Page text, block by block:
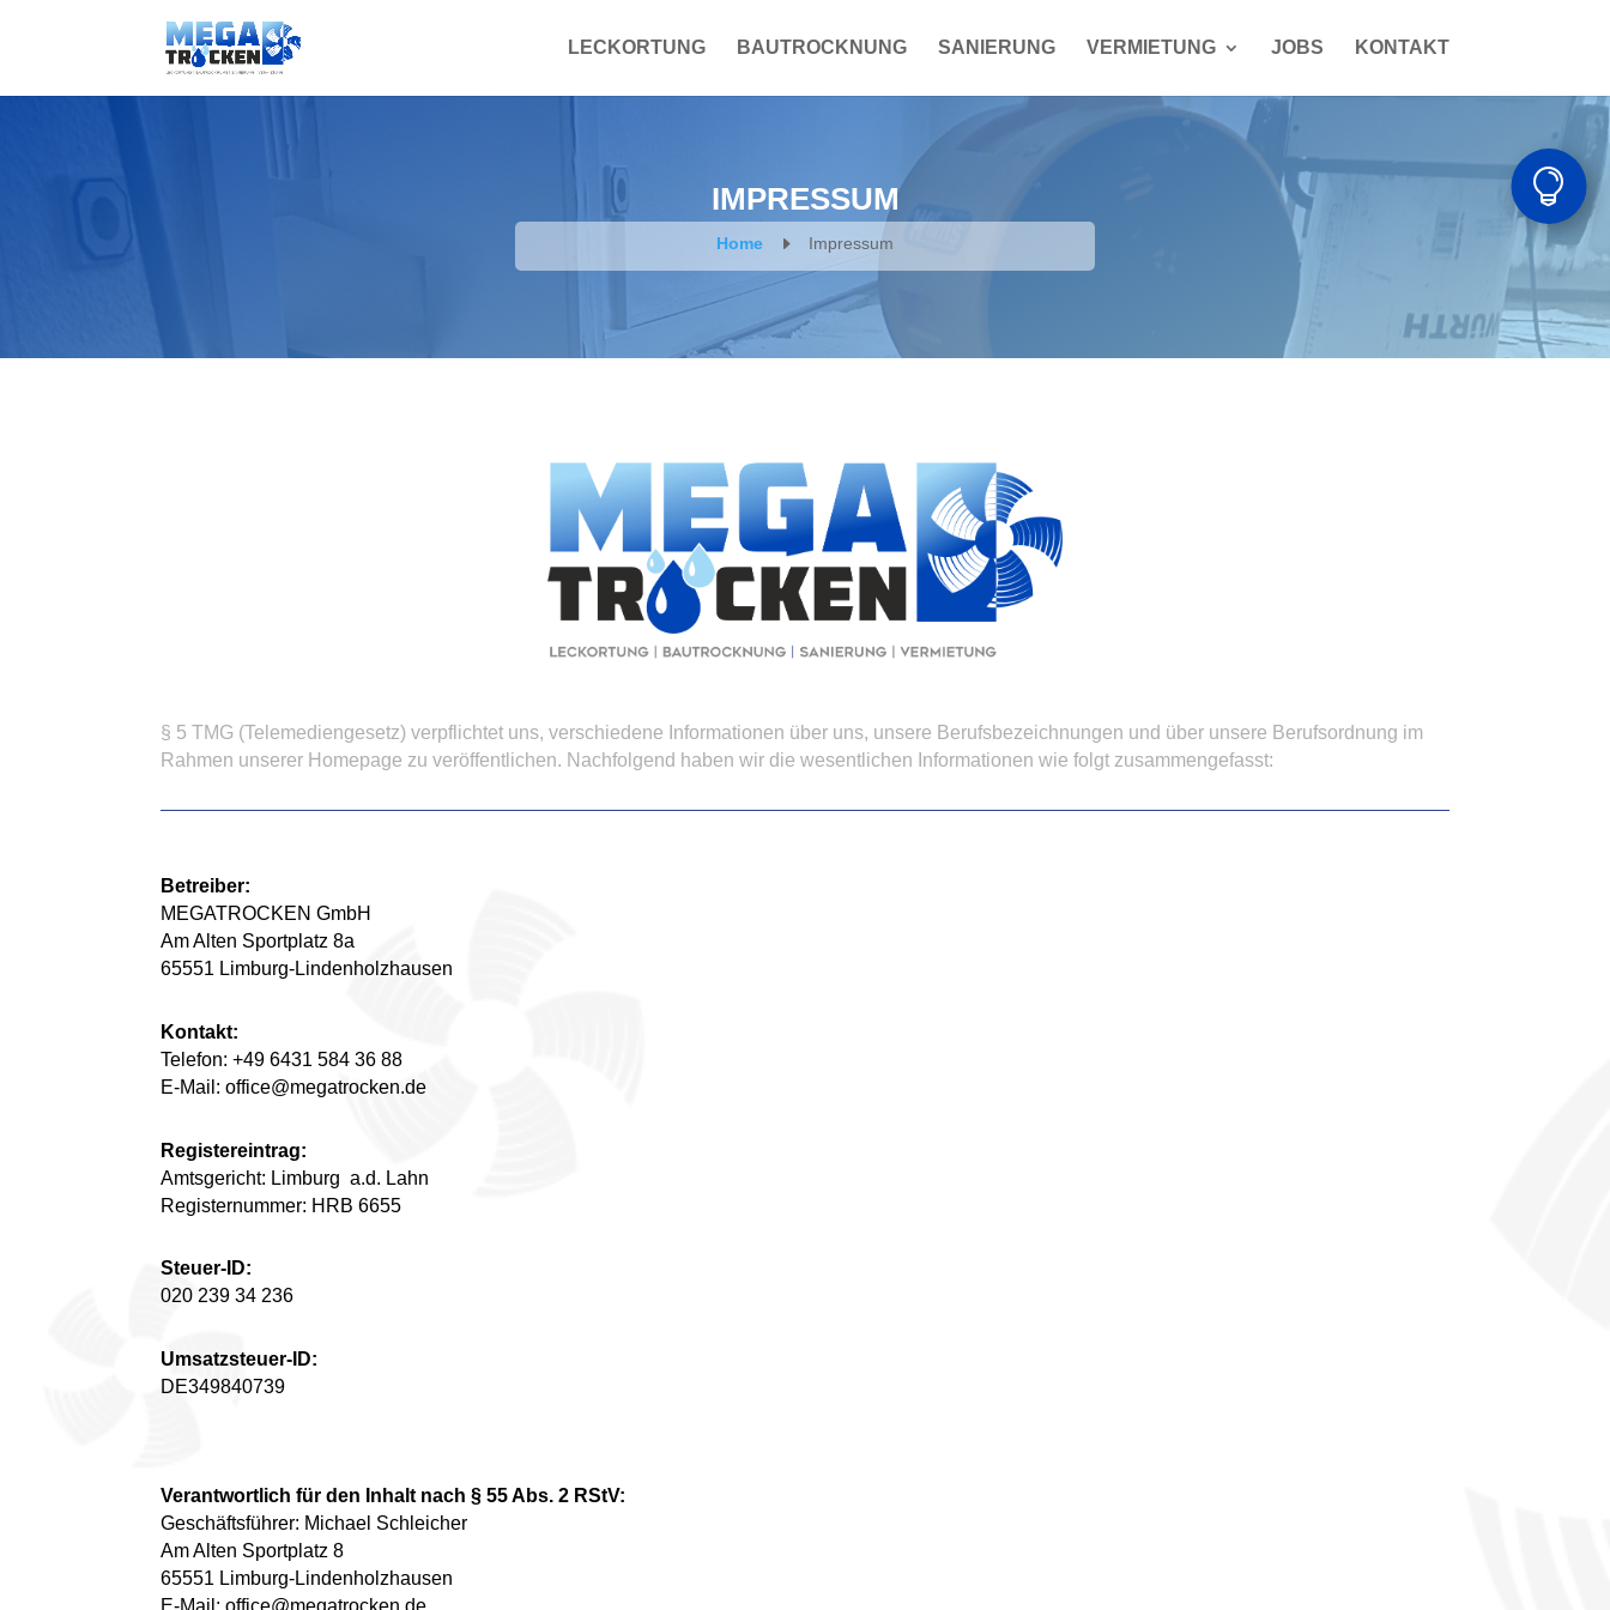
LECKORTUNG BAUTROCKNUNG SANIERUNG VERMIETUNG JOBS KONTAKT

IMPRESSUM
Home E Impressum
§ 5 TMG (Te­leme­di­enge­setz) verpf­lich­tet uns, ver­schie­de­ne In­for­ma­tio­nen über un­s, un­se­re Be­rufs­be­zeich­nun­gen und über un­se­re Be­rufs­ord­nung im
Rah­men un­se­rer Ho­me­pa­ge zu ver­öf­f­ent­li­chen. Nach­fol­gend ha­ben wir die we­sent­li­chen In­for­ma­tio­nen wie folgt zu­sam­men­ge­fasst:
Betreiber:
MEGATROCKEN GmbH
Am Alten Sportplatz 8a
65551 Limburg-Lindenholzhausen
Kontakt:
Telefon: +49 6431 584 36 88
E-Mail: office@megatrocken.de
Registereintrag:
Amtsgericht: Limburg a.d. Lahn
Registernummer: HRB 6655
Steuer-ID:
020 239 34 236
Umsatzsteuer-ID:
DE349840739
Verantwortlich für den Inhalt nach § 55 Abs. 2 RStV:
Geschäftsführer: Michael Schleicher
Am Alten Sportplatz 8
65551 Limburg-Lindenholzhausen